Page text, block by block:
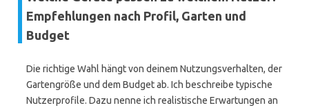
Empfehlungen nach Profil, Garten und
Budget
Die richtige Wahl hängt von deinem Nutzungsverhalten, der
Gartengröße und dem Budget ab. Ich beschreibe typische
Nutzerprofile. Dazu nenne ich realistische Erwartungen an